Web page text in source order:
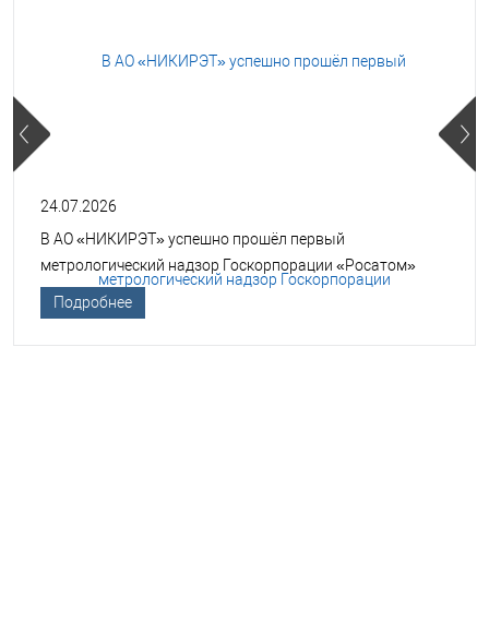
24.07.2026
В АО «НИКИРЭТ» успешно прошёл первый
метрологический надзор Госкорпорации «Росатом»
Подробнее